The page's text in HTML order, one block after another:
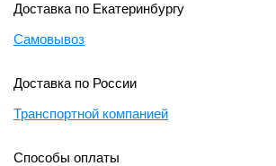
Доставка по Екатеринбургу
Самовывоз
Доставка по России
Транспортной компанией
Способы оплаты